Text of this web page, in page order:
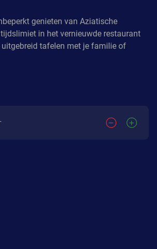
genieten van Aziatische
in het vernieuwde restaurant
uitgebreid tafelen met je familie of